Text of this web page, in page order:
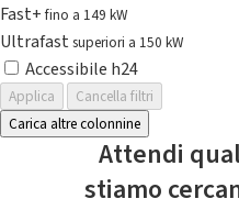
Fast+fino a 149 kW
Ultrafast superiori a 150 kW
Accessibile h24
Applica
Cancella filtri
Carica altre colonnine
Attendi
stiamo